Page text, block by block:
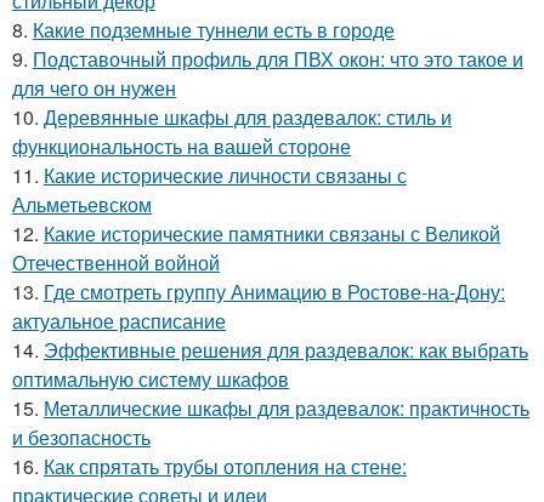
8. Какие подземные туннели есть в городе
9. Подставочный профиль для ПВХ окон: что это такое и
для чего он нужен
10. Деревянные шкафы для раздевалок: стиль и
функциональность на вашей стороне
11. Какие исторические личности связаны с
Альметьевском
12. Какие исторические памятники связаны с Великой
Отечественной войной
13. Где смотреть группу Анимацию в Ростове-на-Дону:
актуальное расписание
14. Эффективные решения для раздевалок: как выбрать
оптимальную систему шкафов
15. Металлические шкафы для раздевалок: практичность
и безопасность
16. Как спрятать трубы отопления на стене:
практические советы и идеи